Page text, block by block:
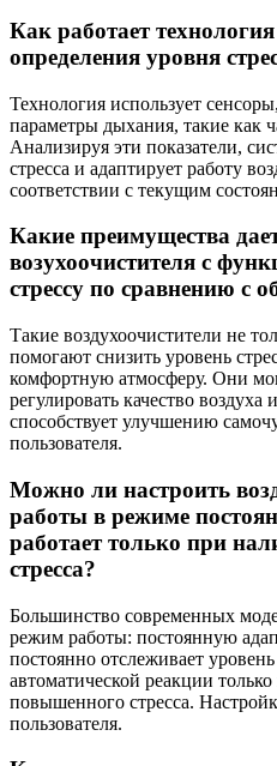
Как работает
определения уровня
Технология использует
параметры дыхания, такие как
Анализируя эти показатели,
стресса и адаптирует работу
соответствии с текущим
Какие преимущества
возухоочистителя с
стрессу по сравнению с
Такие воздухоочистители не
помогают снизить уровень
комфортную атмосферу. Они
регулировать качество
способствует улучшению
пользователя.
Можно ли настроить
работы в режиме
работает только при
стресса?
Большинство современных
режим работы: постоянную
постоянно отслеживает
автоматической реакции
повышенного стресса.
пользователя.